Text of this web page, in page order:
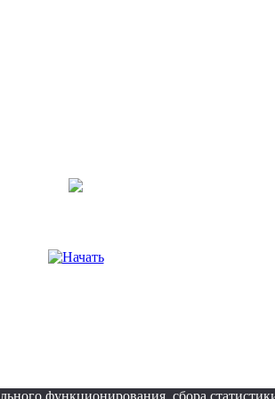
функционирования, сбора